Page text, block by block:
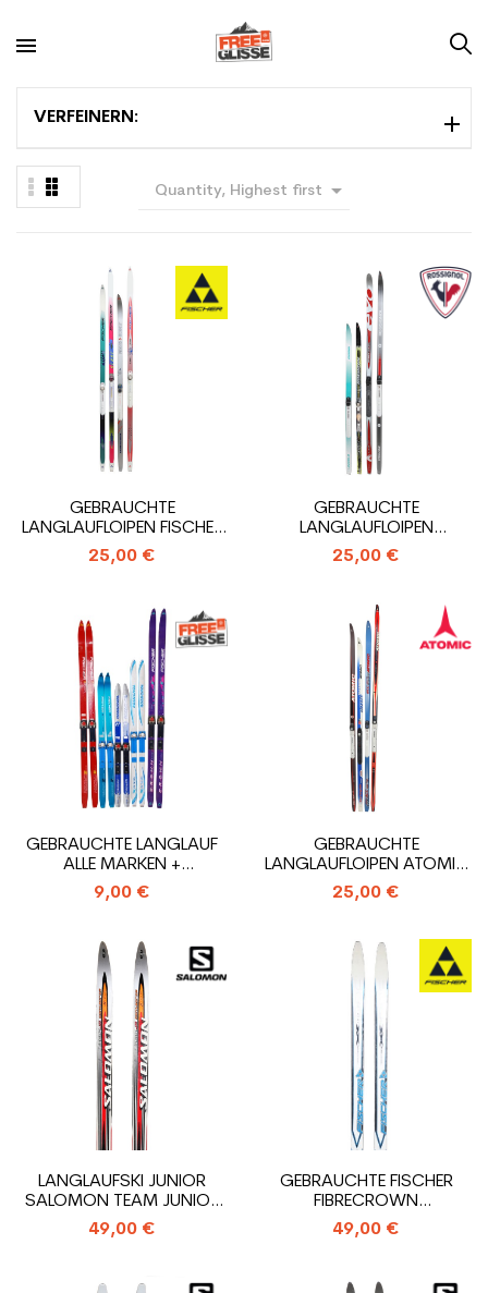
VERFEINERN:
Quantity, Highest first 
GEBRAUCHTE
LANGLAUFLOIPEN FISCHER
ALLE MARKEN + SNS...
25,00 €
GEBRAUCHTE
LANGLAUFLOIPEN
ROSSIGNOL ALLE MARKEN
+...
25,00 €
GEBRAUCHTE LANGLAUF
ALLE MARKEN +
BEFESTIGUNG ALT SNS
9,00 €
GEBRAUCHTE
LANGLAUFLOIPEN ATOMIC
ALLE MARKEN + SNS...
25,00 €
LANGLAUFSKI JUNIOR
SALOMON TEAM JUNIOR
CONTAGRIP +...
49,00 €
GEBRAUCHTE FISCHER
FIBRECROWN
LANGLAUFSKI + SNS...
49,00 €